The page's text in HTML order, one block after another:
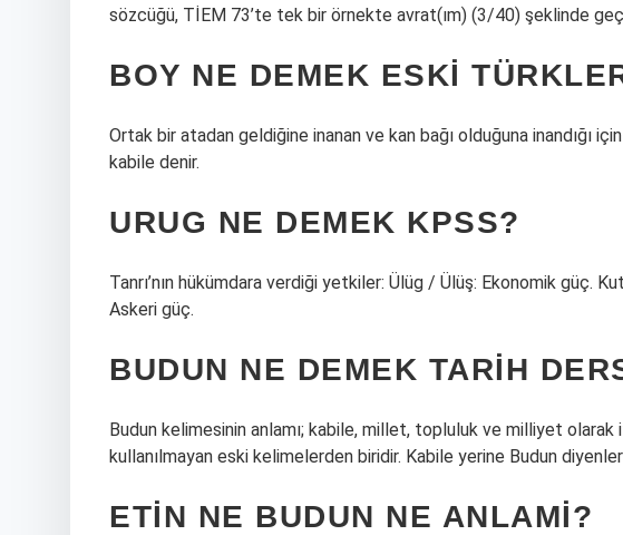
sözcüğü, TİEM 73’te tek bir örnekte avrat(ım) (3/40) şeklinde
BOY NE DEMEK ESKI
Ortak bir atadan geldiğine inanan ve kan bağı olduğuna inandığı
kabile denir.
URUG NE DEMEK KPSS?
Tanrı’nın hükümdara verdiği yetkiler: Ülüg / Ülüş: Ekonomik güç.
Askeri güç.
BUDUN NE DEMEK TARIH
Budun kelimesinin anlamı; kabile, millet, topluluk ve milliyet olarak
kullanılmayan eski kelimelerden biridir. Kabile yerine Budun
ETIN NE BUDUN NE ANLAMI?